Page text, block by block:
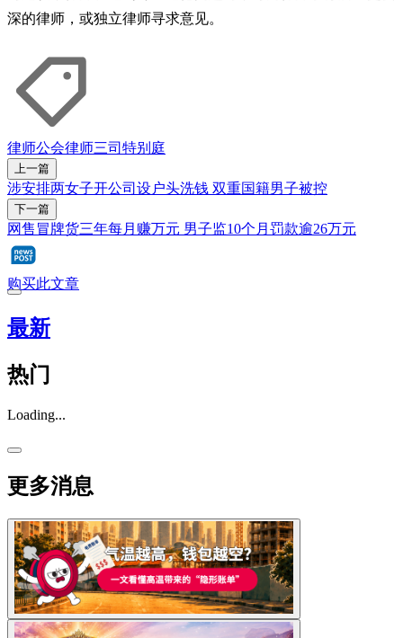
深的律师，或独立律师寻求意见。
律师公会律师三司特别庭
上一篇
涉安排两女子开公司设户头洗钱 双重国籍男子被控
下一篇
网售冒牌货三年每月赚万元 男子监10个月罚款逾26万元
购买此文章
最新
热门
Loading...
更多消息